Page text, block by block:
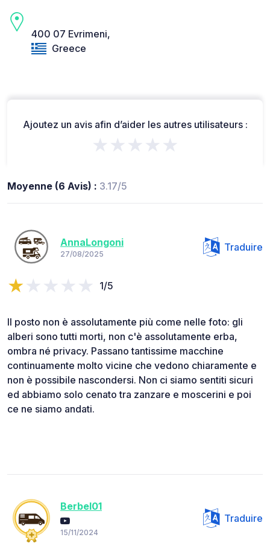
400 07 Evrimeni,
Greece
Ajoutez un avis afin d’aider les autres utilisateurs :
★★★★★
Moyenne (6 Avis) : 3.17/5
AnnaLongoni
27/08/2025
Traduire
1/5
Il posto non è assolutamente più come nelle foto: gli
alberi sono tutti morti, non c'è assolutamente erba,
ombra né privacy. Passano tantissime macchine
continuamente molto vicine che vedono chiaramente e
non è possibile nascondersi. Non ci siamo sentiti sicuri
ed abbiamo solo cenato tra zanzare e moscerini e poi
ce ne siamo andati.
Berbel01
15/11/2024
Traduire